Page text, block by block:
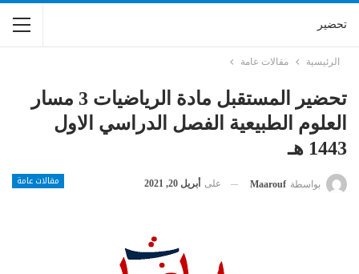
تحضير
الرئيسية مقالات عامة
تحضير المستقبل مادة الرياضيات 3 مسار
العلوم الطبيعية الفصل الدراسي الاول
1443 هـ
مقالات عامة بواسطة Maarouf على أبريل 20, 2021